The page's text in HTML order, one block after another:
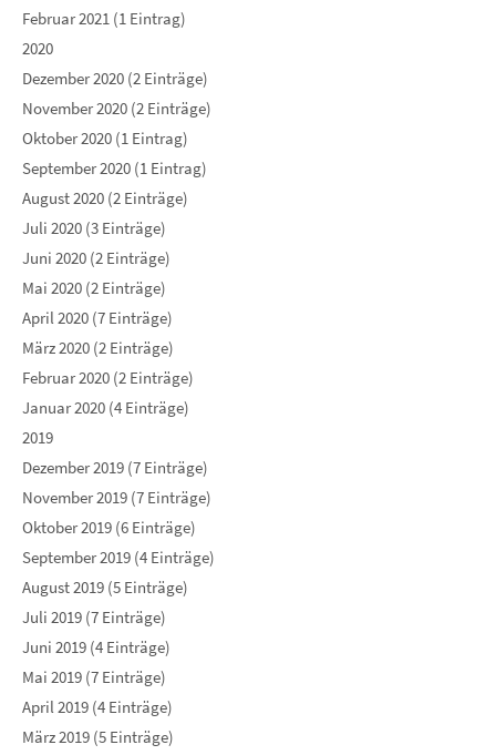
Februar 2021 (1 Eintrag)
2020
Dezember 2020 (2 Einträge)
November 2020 (2 Einträge)
Oktober 2020 (1 Eintrag)
September 2020 (1 Eintrag)
August 2020 (2 Einträge)
Juli 2020 (3 Einträge)
Juni 2020 (2 Einträge)
Mai 2020 (2 Einträge)
April 2020 (7 Einträge)
März 2020 (2 Einträge)
Februar 2020 (2 Einträge)
Januar 2020 (4 Einträge)
2019
Dezember 2019 (7 Einträge)
November 2019 (7 Einträge)
Oktober 2019 (6 Einträge)
September 2019 (4 Einträge)
August 2019 (5 Einträge)
Juli 2019 (7 Einträge)
Juni 2019 (4 Einträge)
Mai 2019 (7 Einträge)
April 2019 (4 Einträge)
März 2019 (5 Einträge)